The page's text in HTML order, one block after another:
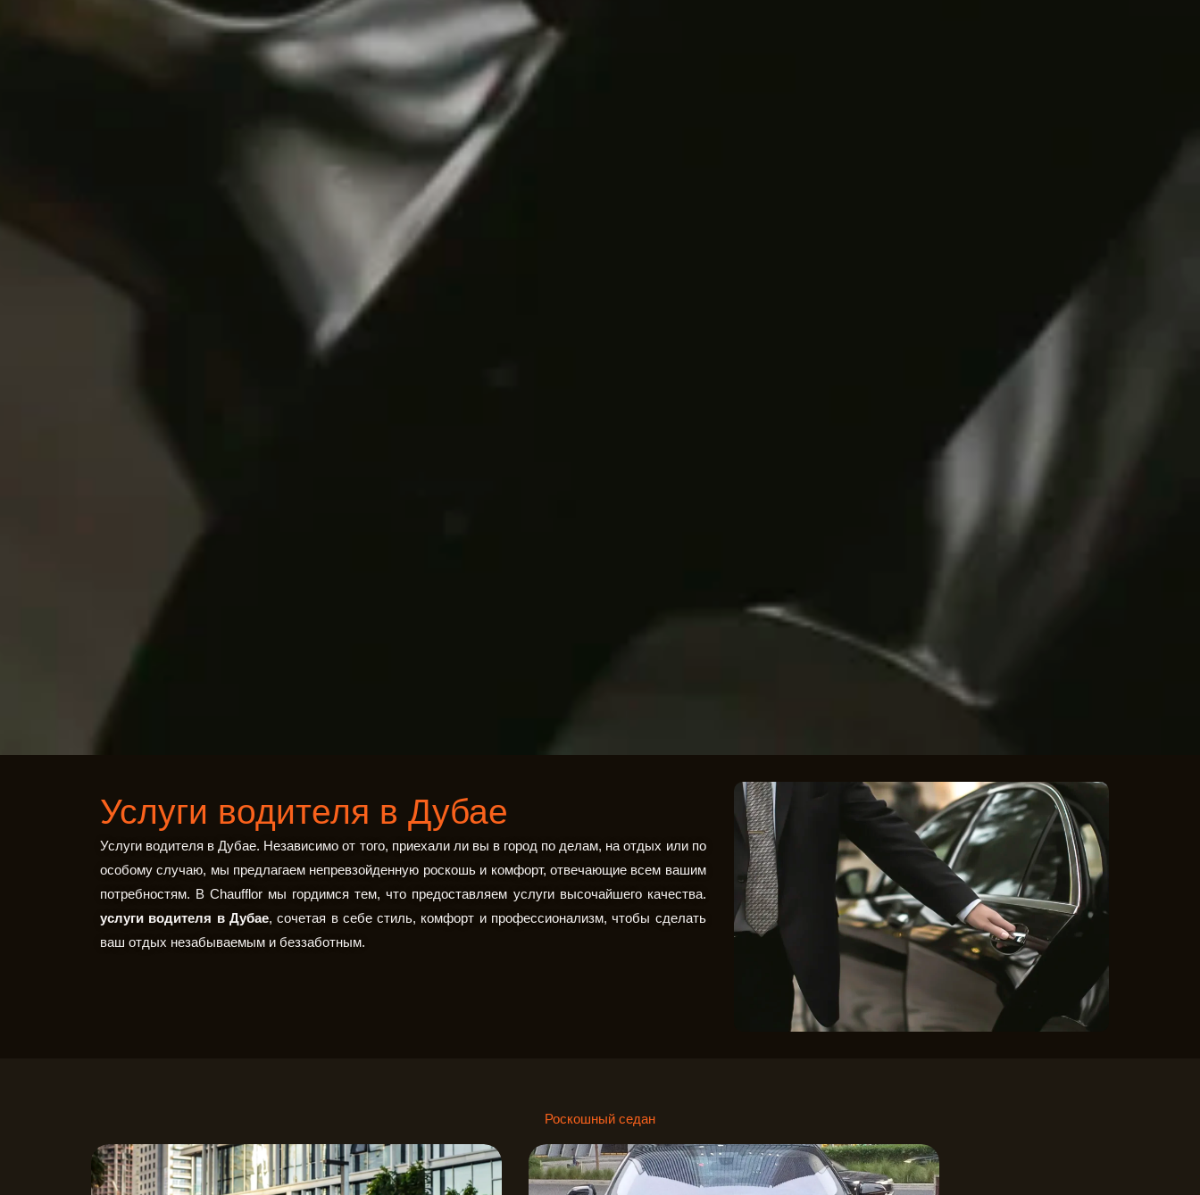
Услуги водителя в Дубае
Услуги водителя в Дубае. Независимо от того, приехали ли вы в город по делам, на отдых или по
особому случаю, мы предлагаем непревзойденную роскошь и комфорт, отвечающие всем вашим
потребностям. В Chaufflor мы гордимся тем, что предоставляем услуги высочайшего качества.
услуги водителя в Дубае, сочетая в себе стиль, комфорт и профессионализм, чтобы сделать
ваш отдых незабываемым и беззаботным.
Роскошный седан